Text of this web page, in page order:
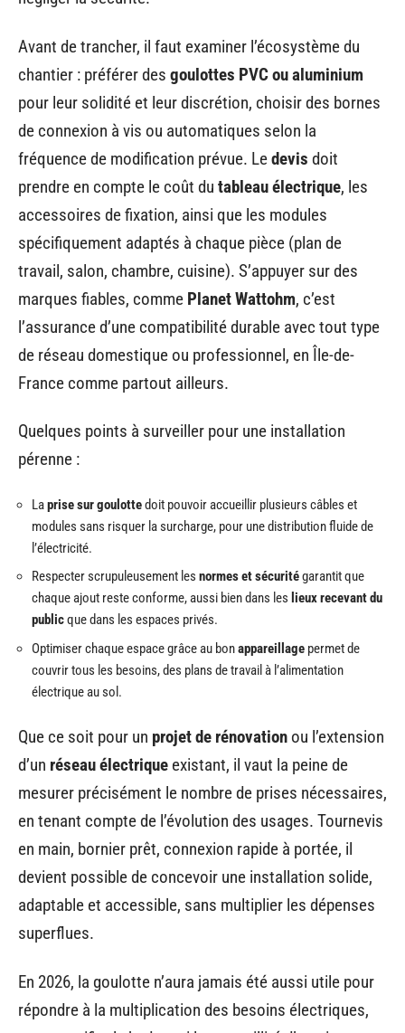
Avant de trancher, il faut examiner l’écosystème du
chantier : préférer des goulottes PVC ou aluminium
pour leur solidité et leur discrétion, choisir des bornes
de connexion à vis ou automatiques selon la
fréquence de modification prévue. Ledevis doit
prendre en compte le coût du tableau électrique, les
accessoires de fixation, ainsi que les modules
spécifiquement adaptés à chaque pièce (plan de
travail, salon, chambre, cuisine). S’appuyer sur des
marques fiables, comme Planet Wattohm, c’est
l’assurance d’une compatibilité durable avec tout type
de réseau domestique ou professionnel, en Île-de-
France comme partout ailleurs.
Quelques points à surveiller pour une installation
pérenne :
Laprise sur goulottedoit pouvoir accueillir plusieurs câbles et
modules sans risquer la surcharge, pour une distribution fluide de
l’électricité.
Respecter scrupuleusement les normes et sécuritégarantit que
chaque ajout reste conforme, aussi bien dans les lieux recevant du
publicque dans les espaces privés.
Optimiser chaque espace grâce au bonappareillage permet de
couvrir tous les besoins, des plans de travail à l’alimentation
électrique au sol.
Que ce soit pour un projet de rénovation ou l’extension
d’un réseau électrique existant, il vaut la peine de
mesurer précisément le nombre de prises nécessaires,
en tenant compte de l’évolution des usages. Tournevis
en main, bornier prêt, connexion rapide à portée, il
devient possible de concevoir une installation solide,
adaptable et accessible, sans multiplier les dépenses
superflues.
En 2026, la goulotte n’aura jamais été aussi utile pour
répondre à la multiplication des besoins électriques,